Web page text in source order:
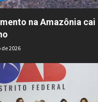
na Amazônia cai
de 2026